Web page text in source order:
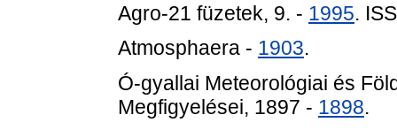
Agro-21 füzetek, 9. - 1995.
Atmosphaera - 1903.
Ó-gyallai Meteorológiai és
Megfigyelései, 1897 - 1898.